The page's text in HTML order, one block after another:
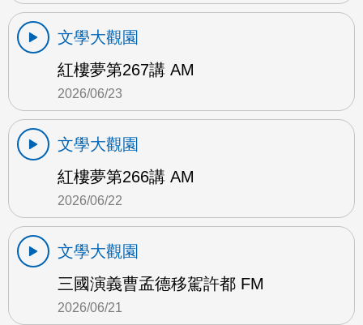
文學大觀園
紅樓夢第267講 AM
2026/06/23
文學大觀園
紅樓夢第266講 AM
2026/06/22
文學大觀園
三國演義曹孟德移駕許都 FM
2026/06/21